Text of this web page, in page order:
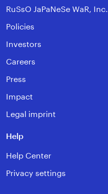
RuSsO JaPaNeSe WaR, Inc.
Policies
Investors
Careers
Press
Impact
Legal imprint
Help
Help Center
Privacy settings